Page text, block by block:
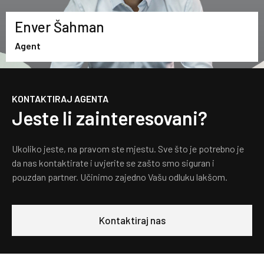
KONTAKTIRAJ AGENTA
Jeste li zainteresovani?
Ukoliko jeste, na pravom ste mjestu. Sve što je potrebno je
da nas kontaktirate i uvjerite se zašto smo siguran i
pouzdan partner. Učinimo zajedno Vašu odluku lakšom.
Kontaktiraj nas
Enver Šahman
Agent